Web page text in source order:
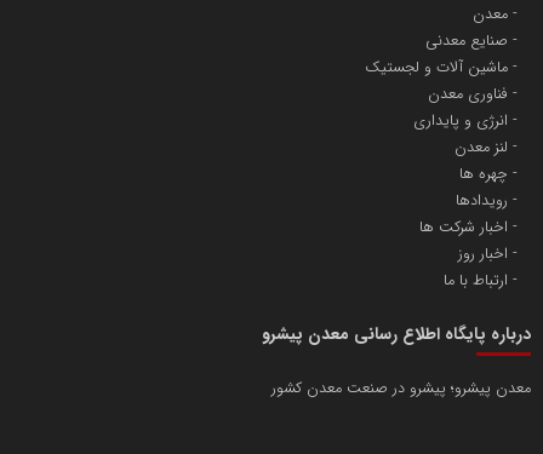
معدن
صنایع معدنی
ماشین آلات و لجستیک
فناوری معدن
انرژی و پایداری
لنز معدن
چهره ها
رویدادها
اخبار شرکت ها
اخبار روز
ارتباط با ما
درباره پایگاه اطلاع رسانی معدن پیشرو
معدن پیشرو؛ پیشرو در صنعت معدن کشور